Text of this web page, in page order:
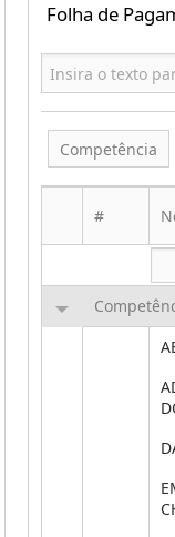
Folha de
Competência
#